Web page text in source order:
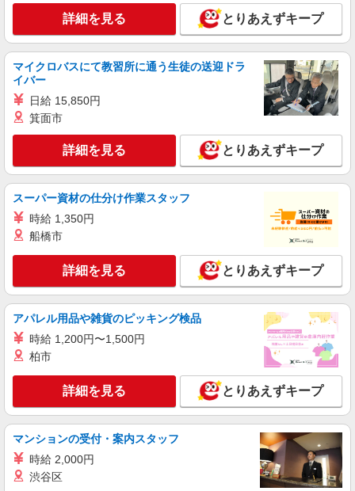
時給1600円〜 ※別途インセンティブ、職能評
価制度あり ※残業代支給 ★交通費別途支給（規定
あり） ゜+゜・。○。・゜+゜・。○。・゜+゜ 入
社祝い金10万円支給(規定有) お友達を紹介頂くと,
インセンティブ支給(規定有) ★月2回払い・週払い
可能（規程有）★ ゜・。○。・゜+゜・。○。・゜
愛知県春日井市の家電量販店
詳細を見る
紹介予定派遣
株式会社シエロ
携帯販売スタッフ【au】
月給273200円〜 ※残業手当別途支給 ※研修期
間6か月・時給1550円〜 ★交通費別途支給（規定
あり） ゜+゜・。○。・゜+゜・。○。・゜+゜ 入愛知県春日井市の家電量販店
詳細を見る
紹介予定派遣
株式会社シエロ
スマホ携帯販売【エーユー】
月給273200円〜 ※残業手当別途支給 ※研修期
間6か月・時給1550円〜 ★交通費別途支給（規定
インセンティブ支給(規定有) ゜・。○。・゜
+゜・。○。・゜+゜
キープ 詳細を見る
株式会社シエロ
【楽天モバイル】の携帯販売スタッフ
月給245250円〜 ※残業代支給 ★交通費別途支
詳細を見る とりあえずキープ
マイクロバスにて教習所に通う生徒の送迎ドラ
イバー
日給 15,850円
箕面市
詳細を見る とりあえずキープ
スーパー資材の仕分け作業スタッフ
時給 1,350円
船橋市
詳細を見る とりあえずキープ
アパレル用品や雑貨のピッキング検品
時給 1,200円〜1,500円
柏市
詳細を見る とりあえずキープ
マンションの受付・案内スタッフ
時給 2,000円
渋谷区